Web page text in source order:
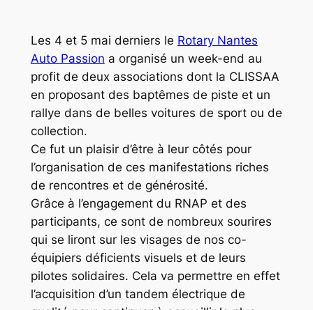
Les 4 et 5 mai derniers le Rotary Nantes
Auto Passion a organisé un week-end au
profit de deux associations dont la CLISSAA
en proposant des baptêmes de piste et un
rallye dans de belles voitures de sport ou de
collection.
Ce fut un plaisir d’être à leur côtés pour
l’organisation de ces manifestations riches
de rencontres et de générosité.
Grâce à l’engagement du RNAP et des
participants, ce sont de nombreux sourires
qui se liront sur les visages de nos co-
équipiers déficients visuels et de leurs
pilotes solidaires. Cela va permettre en effet
l’acquisition d’un tandem électrique de